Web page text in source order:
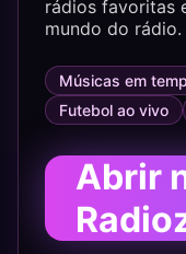
rádios favoritas
mundo do rádio.
Músicas em
Futebol ao vivo
Abrir